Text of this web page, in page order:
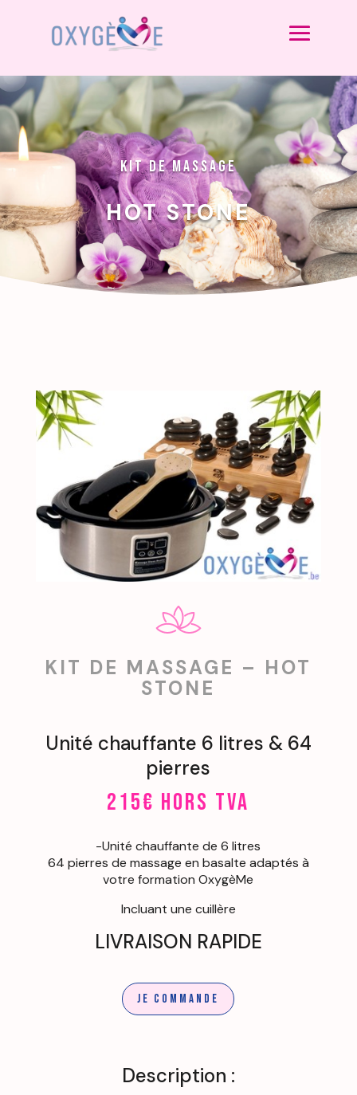
KIT DE MASSAGE
HOT STONE
KIT DE MASSAGE – HOT
STONE
Unité chauffante 6 litres & 64
pierres
215€ hors TVA
-Unité chauffante de 6 litres
64 pierres de massage en basalte adaptés à
votre formation OxygèMe
Incluant une cuillère
LIVRAISON RAPIDE
Je commande
Description :